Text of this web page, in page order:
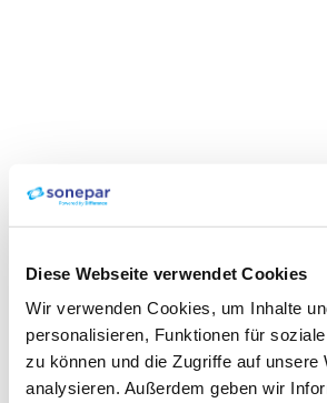
Diese Webseite verwendet Cookies
Wir verwenden Cookies, um Inhalte
personalisieren, Funktionen für
zu können und die Zugriffe auf unsere
analysieren. Außerdem geben wir